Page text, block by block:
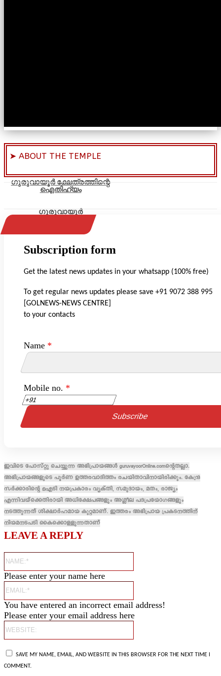
➤ ABOUT THE TEMPLE
ഗുരുവായൂർ ക്ഷേത്രത്തിന്റെ
ഐതിഹ്യം
ഗുരുവായൂർ
ക്ഷേത്രത്തെക്കുറിച്ച്
Subscription form
Get the latest news updates in your whatsapp (100% free)
To get regular news updates please save +91 9072 388 995
[GOLNEWS-NEWS CENTRE]
to your contacts
Name *
Mobile no. *
ഇവിടെ പോസ്റ്റു ചെയ്യുന്ന അഭിപ്രായങ്ങൾ guruvayoorOnline.comന്റെതല്ലാ.
അഭിപ്രായങ്ങളുടെ പൂർണ ഉത്തരവാദിത്തം രചയിതാവിനായിരിക്കും. കേന്ദ്ര
സർക്കാരിന്റെ ഐടി നയപ്രകാരം വ്യക്തി, സമുദായം, മതം, രാജ്യം
എന്നിവയ്ക്കെതിരായി അധിക്ഷേപങ്ങളും അശ്ലീല പദപ്രയോഗങ്ങളും
നടത്തുന്നത് ശിക്ഷാർഹമായ കുറ്റമാണ്. ഇത്തരം അഭിപ്രായ പ്രകടനത്തിന്
നിയമനടപടി കൈക്കൊള്ളുന്നതാണ്
LEAVE A REPLY
Please enter your name here
You have entered an incorrect email address!
Please enter your email address here
SAVE MY NAME, EMAIL, AND WEBSITE IN THIS BROWSER FOR THE NEXT TIME I
COMMENT.